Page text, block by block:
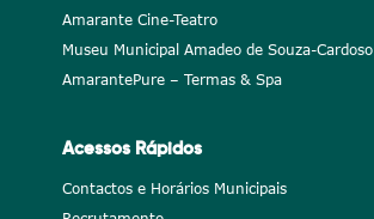
Amarante Cine-Teatro
Museu Municipal Amadeo de Souza-Cardoso
AmarantePure – Termas & Spa
Acessos Rápidos
Contactos e Horários Municipais